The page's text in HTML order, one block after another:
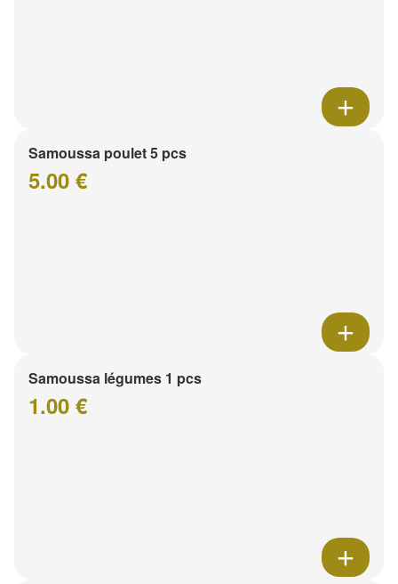
Samoussa poulet 5 pcs
5.00 €
Samoussa légumes 1 pcs
1.00 €